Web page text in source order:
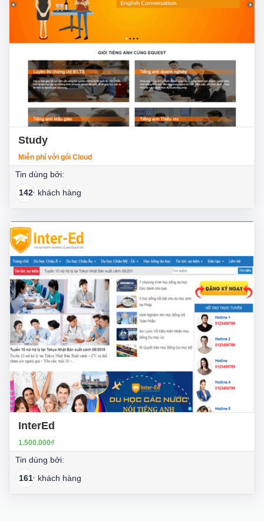
Study
Miễn phí với gói Cloud
Tin dùng bởi:
142+ khách hàng
InterEd
1.500.000₫
Tin dùng bởi:
161+ khách hàng